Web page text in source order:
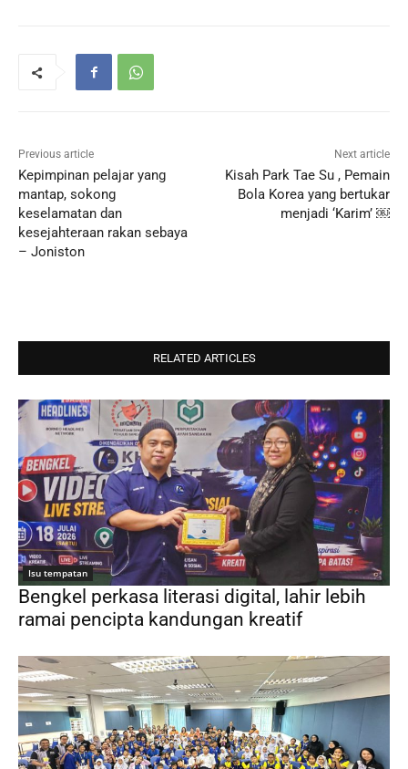
Previous article
Kepimpinan pelajar yang
mantap, sokong
keselamatan dan
kesejahteraan rakan sebaya
– Joniston
Next article
Kisah Park Tae Su , Pemain
Bola Korea yang bertukar
menjadi ‘Karim’ ￼
RELATED ARTICLES
Isu tempatan
Bengkel perkasa literasi digital, lahir lebih
ramai pencipta kandungan kreatif